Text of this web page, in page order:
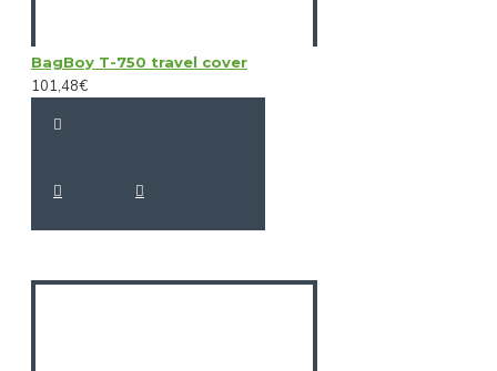
BagBoy T-750 travel cover
101,48€